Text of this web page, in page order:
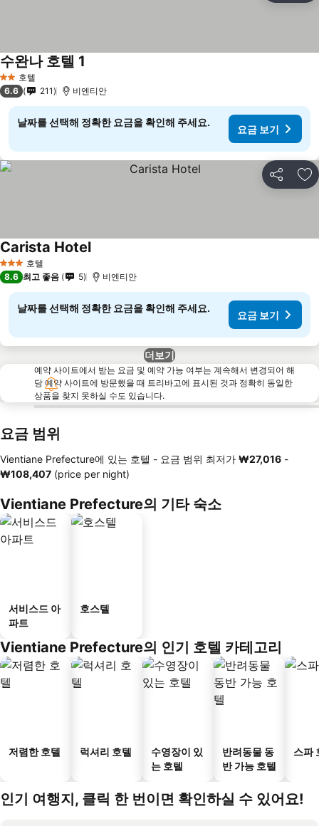
2 성급호텔
수완나 호텔 1
6.6 211 비엔티안
날짜를 선택해 정확한 요금을 확인해 주세요.
요금 보기
공유 즐
3 성급 호텔
Carista Hotel요금 보기
8.6 최고 좋음 5 비엔티안
날짜를 선택해 정확한 요금을 확인해 주세요.
요금 보기
더보기
예약 사이트에서 받는 요금 및 예약 가능 여부는 계속해서 변경되어 해
당 예약 사이트에 방문했을 때 트리바고에 표시된 것과 정확히 동일한
상품을 찾지 못하실 수도 있습니다.
요금 범위
Vientiane Prefecture에 있는 호텔 - 요금 범위 최저가 ‎₩27,016 -
‎₩108,407 (price per night)
Vientiane Prefecture의 기타 숙소
서비스드 아
파트
호스텔
Vientiane Prefecture의 인기 호텔 카테고리
저렴한 호텔 럭셔리 호텔
수영장이 있
는 호텔
반려동물 동
반 가능 호텔
스파
인기 여행지, 클릭 한 번이면 확인하실 수 있어요!